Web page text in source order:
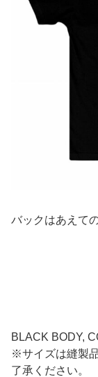
バックはあえて
BLACK BODY,
※サイズは縫製
了承ください。